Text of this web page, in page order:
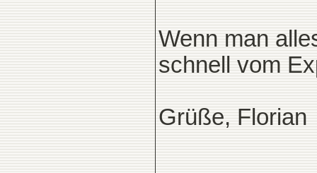
Wenn man
schnell vom
Grüße, Florian